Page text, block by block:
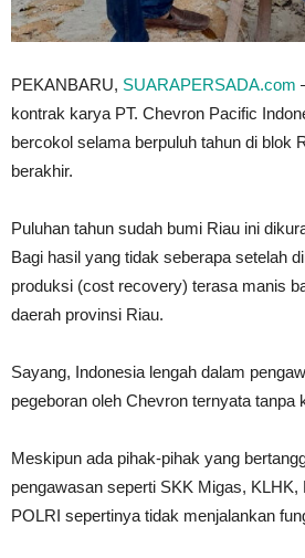
PEKANBARU, SUARAPERSADA.com
kontrak karya PT. Chevron Pacific
bercokol selama berpuluh tahun di blok
berakhir.
Puluhan tahun sudah bumi Riau ini
Bagi hasil yang tidak seberapa setelah
produksi (cost recovery) terasa manis
daerah provinsi Riau.
Sayang, Indonesia lengah dalam
pegeboran oleh Chevron ternyata tanpa
Meskipun ada pihak-pihak yang
pengawasan seperti SKK Migas,
POLRI sepertinya tidak menjalankan